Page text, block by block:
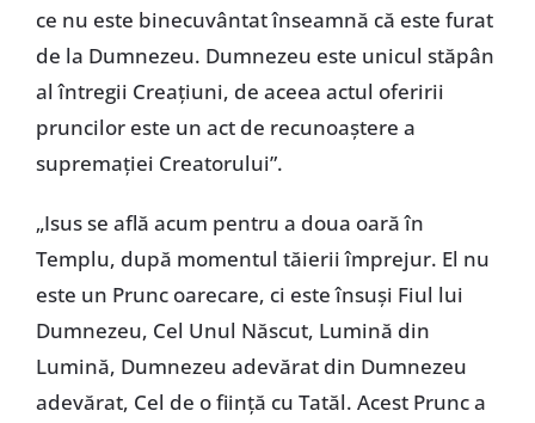
ce nu este binecuvântat înseamnă că este furat
de la Dumnezeu. Dumnezeu este unicul stăpân
al întregii Creaţiuni, de aceea actul oferirii
pruncilor este un act de recunoaştere a
supremaţiei Creatorului”.
„Isus se află acum pentru a doua oară în
Templu, după momentul tăierii împrejur. El nu
este un Prunc oarecare, ci este însuşi Fiul lui
Dumnezeu, Cel Unul Născut, Lumină din
Lumină, Dumnezeu adevărat din Dumnezeu
adevărat, Cel de o fiinţă cu Tatăl. Acest Prunc a